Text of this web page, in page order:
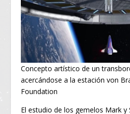
Concepto artístico de un
acercándose a la estación von
Foundation
El estudio de los gemelos Mark